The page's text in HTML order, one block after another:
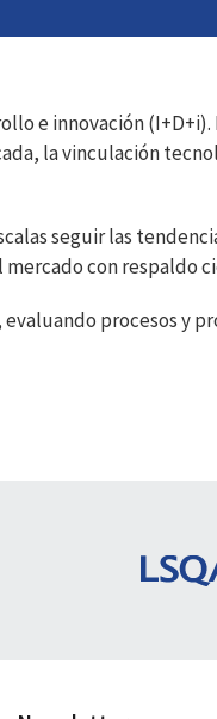
e innovación
la vinculación
seguir las
mercado con respaldo
procesos y